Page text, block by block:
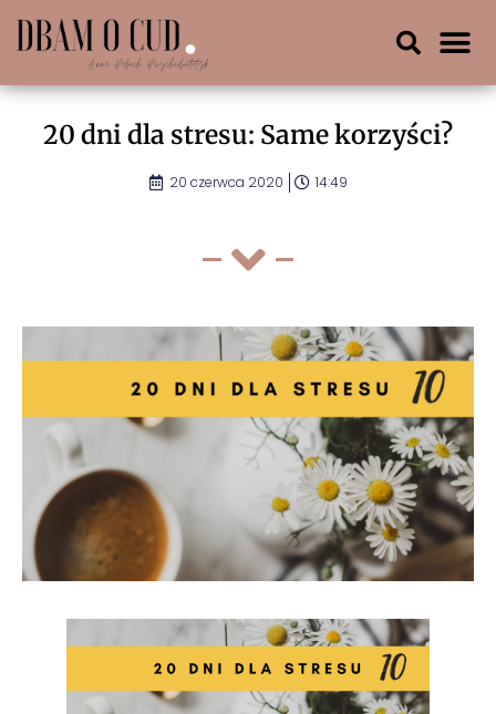
20 dni dla stresu: Same korzyści?
20 czerwca 2020 14:49